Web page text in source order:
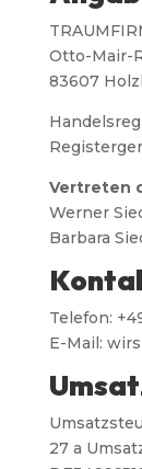
Otto-Mair-
83607
Vertreten
Werner
Barbara
Telefon:
E-Mail:
27 a